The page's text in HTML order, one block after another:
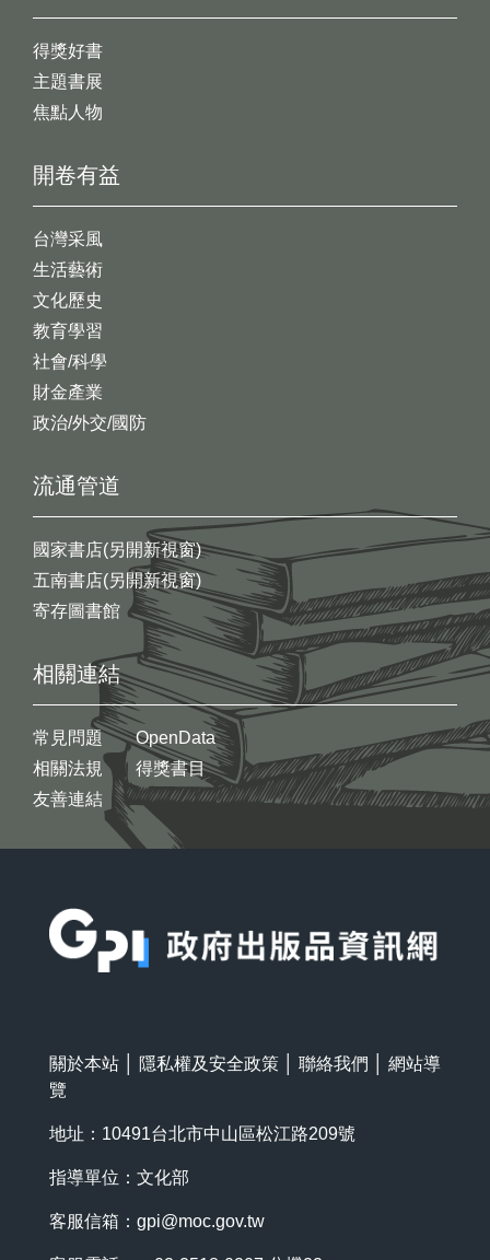
開卷有益
台灣采風
生活藝術
文化歷史
教育學習
社會/科學
財金產業
政治/外交/國防
得獎好書
主題書展
焦點人物
流通管道
國家書店(另開新視窗)
五南書店(另開新視窗)
寄存圖書館
相關連結
常見問題
相關法規
友善連結
OpenData
得獎書目
關於本站 隱私權及安全政策 聯絡我們
網站導
覽
地址：10491台北市中山區松江路209號
指導單位：文化部
客服信箱： gpi@moc.gov.tw